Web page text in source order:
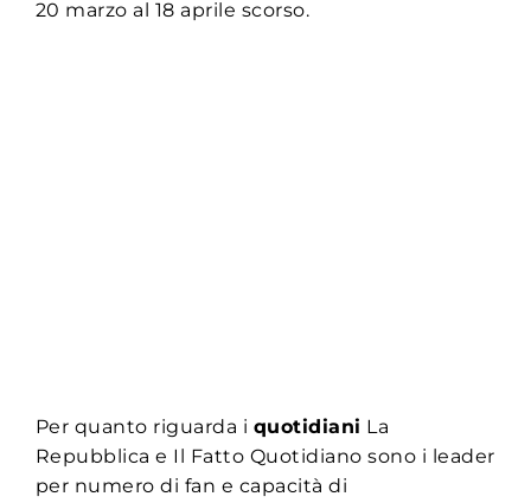
20 marzo al 18 aprile scorso.
Per quanto riguarda i quotidiani La
Repubblica e Il Fatto Quotidiano sono i leader
per numero di fan e capacità di